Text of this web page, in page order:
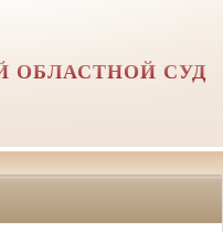
ОБЛАСТНОЙ СУД